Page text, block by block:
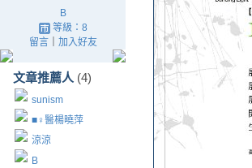
B
等級：8
留言｜ 加入好友
文章推薦人 (4)
sunism
■♀醫楊曉萍
涼涼
B